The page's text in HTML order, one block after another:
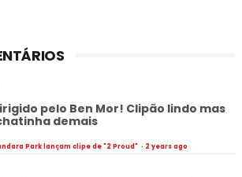
pelo Ben Mor! Clipão lindo mas
demais
Park lançam clipe de "2 Proud" · 2 years ago